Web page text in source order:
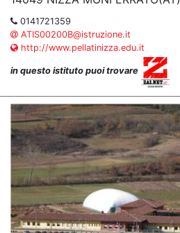
0141721359
ATIS00200B@istruzione.it
http://www.pellatinizza.edu.it
in questo istituto puoi trovare